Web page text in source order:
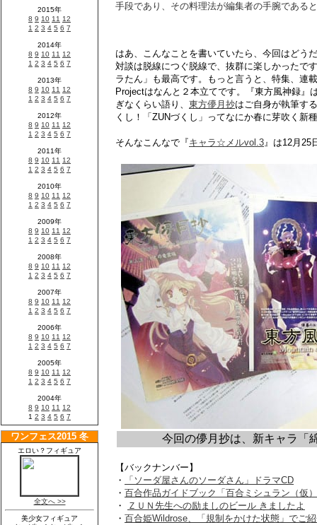
手段であり、その料理法が編集者の手腕である
はあ、こんなことを書いていたら、今回はどう
対談は脱線につぐ脱線で、抜群に楽しかったで
ラたん」も最高です。もっと言うと、特集、連
Projectはなんと２本立てです。『東方風神録』
ぎなくらい語り、 東方儚月抄はご自身が執筆す
くし！「ZUNづくし」ってなにか春に芽吹く新
そんなこんなで『キャラ☆メルvol.3』は12月25
今回の儚月抄は、新キャラ「
【バックナンバー】
・
「ソーダ屋さんのソーダさん」ドラマCD
・ 百合作品ガイドブック「百合ミシュラン（仮
・
ＺＵＮ先生への励ましのビール きましたよ
・ 百合姫Wildrose、「規制をかけた状態」でご